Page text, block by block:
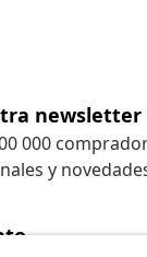
newsletter
000
y